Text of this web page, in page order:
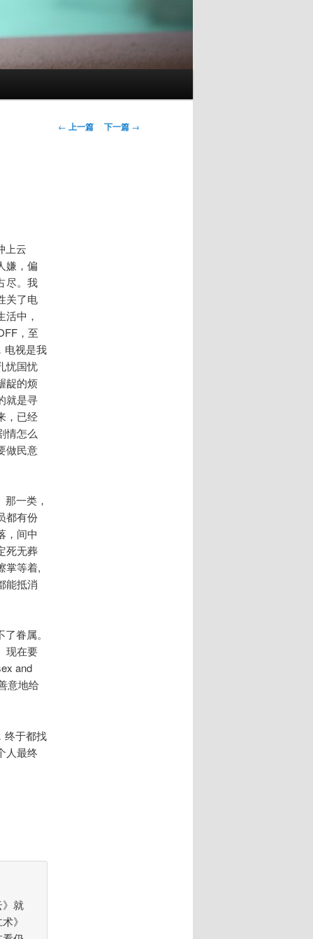
文
← 上一篇 下一篇 →
上云
嫌，偏
尽。我
关了电
中，
，至
电视是我
忧国忧
龊的烦
就是寻
，已经
情怎么
做民意
一类，
都有份
，间中
死无葬
掌等着,
能抵消
眷属。
现在要
and
意地给
终于都找
人最终
》就
》